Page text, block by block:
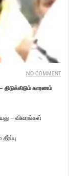
NO COMMENT
திடுக்கிடும் காரணம்
– விவரங்கள்